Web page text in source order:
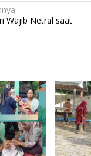
Wajib Netral saat